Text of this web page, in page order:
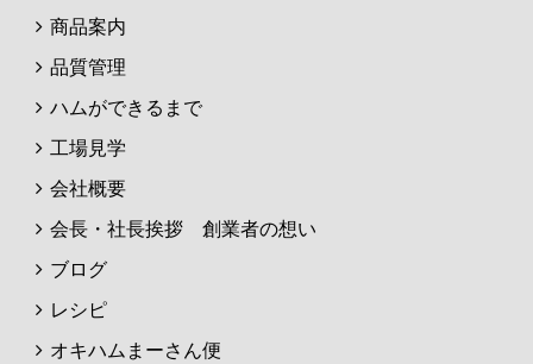
商品案内
品質管理
ハムができるまで
工場見学
会社概要
会長・社長挨拶 創業者の想い
ブログ
レシピ
オキハムまーさん便